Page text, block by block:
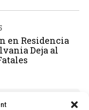
en Residencia
Deja al